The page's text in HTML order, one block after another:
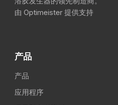
由 Optimeister 提供支持
产品
产品
应用程序